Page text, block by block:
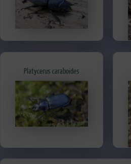
Platycerus caraboides